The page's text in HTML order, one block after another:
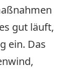
gut läuft,
ein. Das